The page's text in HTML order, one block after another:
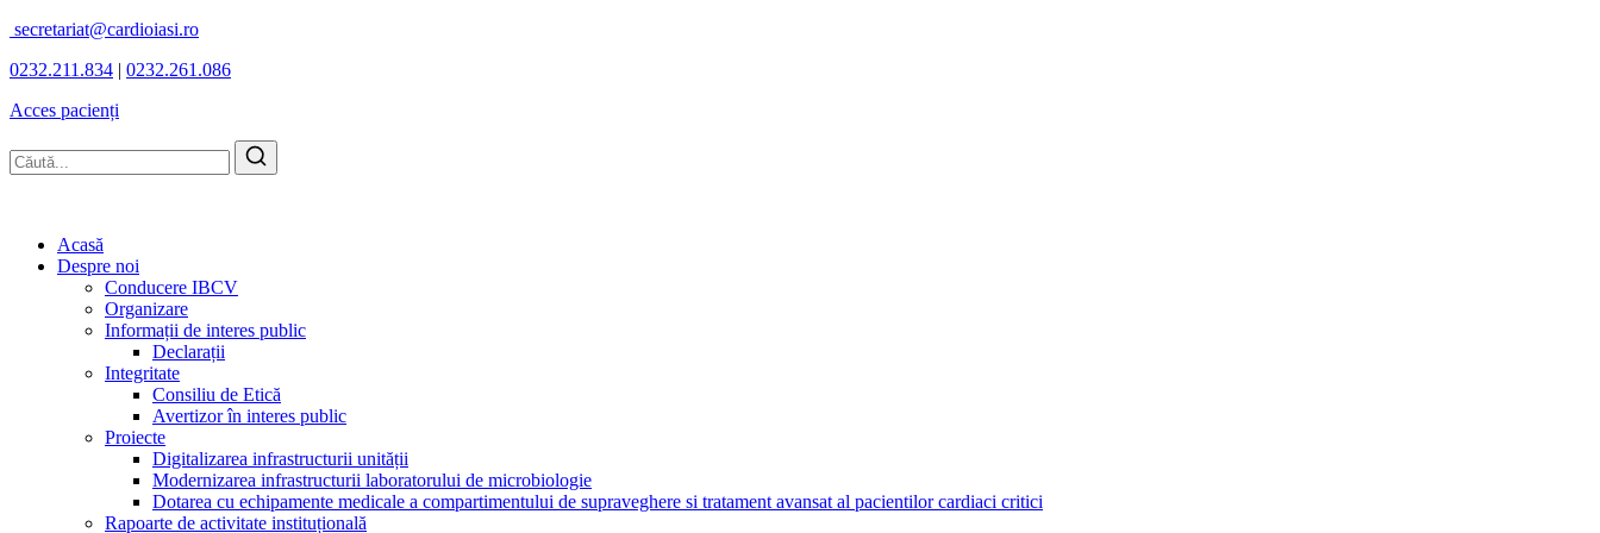
secretariat@cardioiasi.ro
0232.211.834 | 0232.261.086
Acces pacienți
Acasă
Despre noi
Conducere IBCV
Organizare
Informații de interes public
Declarații
Integritate
Consiliu de Etică
Avertizor în interes public
Proiecte
Digitalizarea infrastructurii unității
Modernizarea infrastructurii laboratorului de microbiologie
Dotarea cu echipamente medicale a compartimentului de supraveghere si tratament avansat al pacientilor cardiaci critici
Rapoarte de activitate instituțională